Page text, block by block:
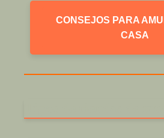
CONSEJOS PARA
CASA